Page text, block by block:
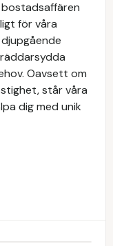
för våra
Oavsett om
står våra
dig med unik